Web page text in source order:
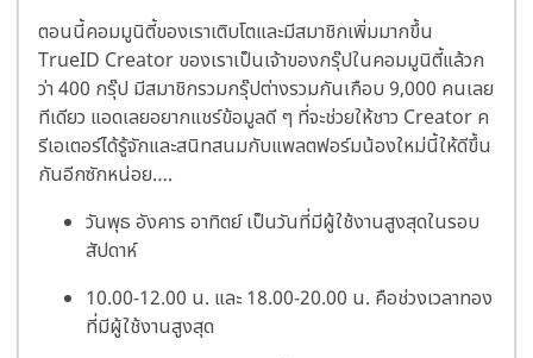
ตอนนี้คอมมูนิตี้ของเราเติบโตและมีสมาชิกเพิ่มมากขึ้น
TrueID Creator ของเราเป็นเจ้าของกรุ๊ปในคอมมูนิตี้แล้วก
ว่า 400 กรุ๊ป มีสมาชิกรวมกรุ๊ปต่างรวมกันเกือบ 9,000 คนเลย
ทีเดียว แอดเลยอยากแชร์ข้อมูลดี ๆ ที่จะช่วยให้ชาว Creator ค
รีเอเตอร์ได้รู้จักและสนิทสนมกับแพลตฟอร์มน้องใหม่นี้ให้ดีขึ้น
กันอีกซักหน่อย….
วันพุธ อังคาร อาทิตย์ เป็นวันที่มีผู้ใช้งานสูงสุดในรอบ
สัปดาห์
10.00-12.00 น. และ 18.00-20.00 น. คือช่วงเวลาทอง
ที่มีผู้ใช้งานสูงสุด